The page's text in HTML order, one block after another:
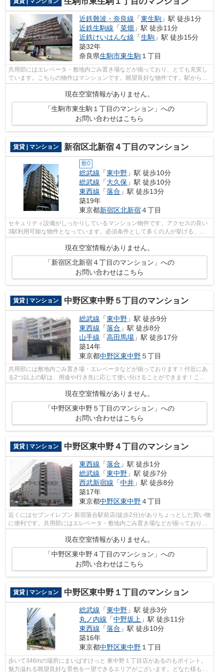
近鉄難波・奈良線 「東生駒 」駅 徒歩1分
近鉄生駒線 「菜畑 」駅 徒歩11分
近鉄けいはんな線 「生駒 」駅 徒歩15分
築32年
奈良県生駒市東生駒１丁目
共用部にはエレベータ・敷地内ごみ置き場などが揃っており、とても充実し
ています。こちらの物件はマンションです。眺望良好な物件です。駅から徒
歩1分というアクセス良好な駅近物件は...
現在空室情報がありません。
「生駒市東生駒１丁目のマンション」への
お問い合わせはこちら
賃貸 | マンション 新宿区北新宿４丁目のマンション
敷0
総武線 「東中野 」駅 徒歩10分
総武線 「大久保 」駅 徒歩10分
東西線 「落合 」駅 徒歩13分
築19年
東京都新宿区北新宿４丁目
セキュリティ設備がしっかりしているマンション物件です。アクセスの良い
3駅利用可能な物件となっています。必須条件として多くの人が挙げる、エ
現在空室情報がありません。
「新宿区北新宿４丁目のマンション」への
お問い合わせはこちら
賃貸 | マンション 中野区東中野５丁目のマンション
総武線 「東中野 」駅 徒歩9分
東西線 「落合 」駅 徒歩8分
山手線 「高田馬場 」駅 徒歩17分
築14年
東京都中野区東中野５丁目
共用部には敷地内ごみ置き場・エレベータなどが揃っております！付近にあ
る2つ以上の駅は、用途や行き先に応じて使い分けることができます！こち
現在空室情報がありません。
「中野区東中野５丁目のマンション」への
お問い合わせはこちら
賃貸 | マンション 中野区東中野４丁目のマンション
東西線 「落合 」駅 徒歩1分
総武線 「東中野 」駅 徒歩7分
西武新宿線 「中井 」駅 徒歩8分
築17年
東京都中野区東中野４丁目
近くにはセブンイレブン 新宿落合駅前店(徒歩2分)がありちょっとした買い物
に便利です。共用部にはエレベータ・敷地内ごみ置き場などが揃っており、
現在空室情報がありません。
「中野区東中野４丁目のマンション」への
お問い合わせはこちら
賃貸 | マンション 中野区東中野１丁目のマンション
総武線 「東中野 」駅 徒歩3分
丸ノ内線 「中野坂上 」駅 徒歩11分
東西線 「落合 」駅 徒歩10分
築16年
東京都中野区東中野 １丁目
歩いて346mの場所にまいばすけっと 東中野１丁目店があるのもポイント。
魅力溢れる眺望良好な景色を一望できるエリアがございます。どなた様も嬉